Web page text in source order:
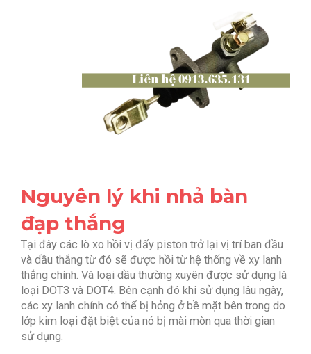
Nguyên lý khi nhả bàn
đạp thắng
Tại đây các lò xo hồi vị đẩy piston trở lại vị trí ban đầu
và dầu thắng từ đó sẽ được hồi từ hệ thống về xy lanh
thắng chính. Và loại dầu thường xuyên được sử dụng là
loại DOT3 và DOT4. Bên cạnh đó khi sử dụng lâu ngày,
các xy lanh chính có thể bị hỏng ở bề mặt bên trong do
lớp kim loại đặt biệt của nó bị mài mòn qua thời gian
sử dụng.